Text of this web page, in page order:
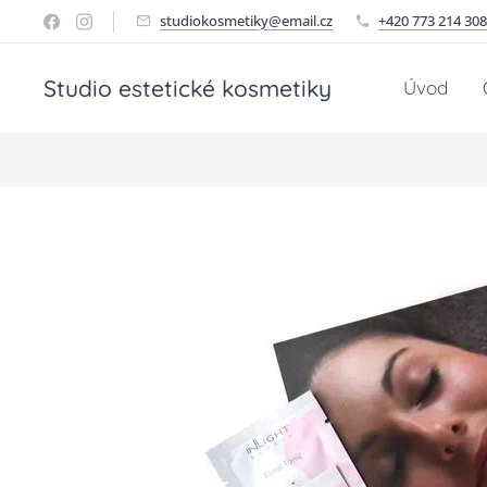
studiokosmetiky@email.cz +420 773 214 308
Studio estetické kosmetiky Úvod